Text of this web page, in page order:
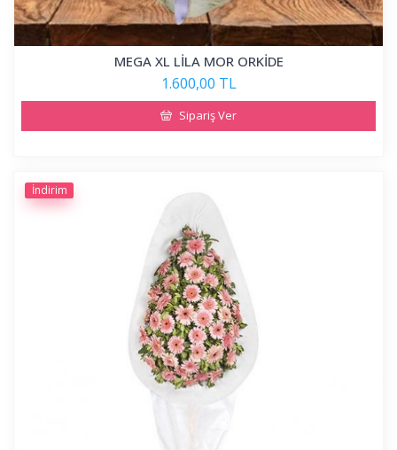
MEGA XL LİLA MOR ORKİDE
1.600,00 TL
Sipariş Ver
İndirim